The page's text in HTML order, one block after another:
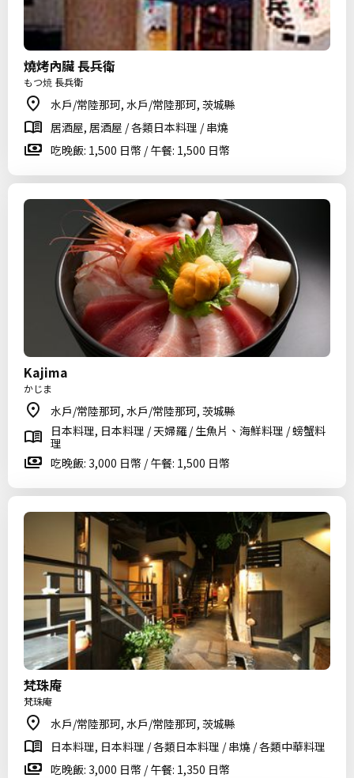
燒烤內臟 長兵衛
もつ焼 長兵衛
水戶/常陸那珂, 水戶/常陸那珂, 茨城縣
居酒屋, 居酒屋 / 各類日本料理 / 串燒
吃晚飯: 1,500 日幣 / 午餐: 1,500 日幣
Kajima
かじま
水戶/常陸那珂, 水戶/常陸那珂, 茨城縣
日本料理, 日本料理 / 天婦羅 / 生魚片、海鮮料理 / 螃蟹料
理
吃晚飯: 3,000 日幣 / 午餐: 1,500 日幣
梵珠庵
梵珠庵
水戶/常陸那珂, 水戶/常陸那珂, 茨城縣
日本料理, 日本料理 / 各類日本料理 / 串燒 / 各類中華料理
吃晚飯: 3,000 日幣 / 午餐: 1,350 日幣